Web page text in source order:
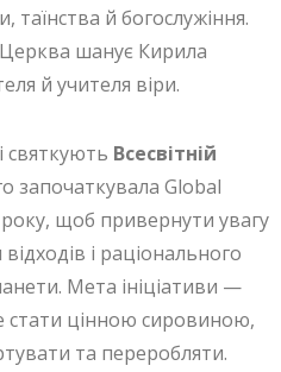
таїнства й богослужіння.
шанує Кирила
й учителя віри.
святкують Всесвітній
започаткувала Global
щоб привернути увагу
і раціонального
Мета ініціативи —
стати цінною сировиною,
та переробляти.